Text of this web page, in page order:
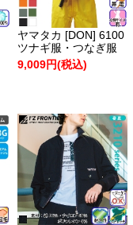
ヤマタカ [DON] 6100
ツナギ服・つなぎ服
9,009円(税込)